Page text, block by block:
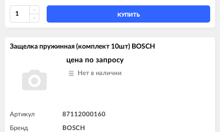
BOSCH GAZ 7000 W ZWC 24-3MFK
BOSCH GAZ 7000 W ZWC 28-3MFA
BOSCH GAZ 7000 W ZWC 28-3MFK
КУПИТЬ
Защелка пружинная (комплект 10шт) BOSCH
цена по запросу
Нет в наличии
Артикул 87112000160
Бренд BOSCH